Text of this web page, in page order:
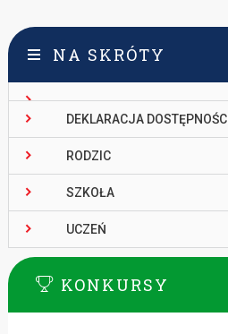
NA SKRÓTY
DEKLARACJA DOSTĘPNOŚCI
RODZIC
SZKOŁA
UCZEŃ
KONKURSY